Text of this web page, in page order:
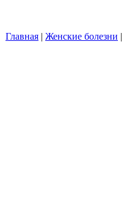
Главная | Женские болезни |